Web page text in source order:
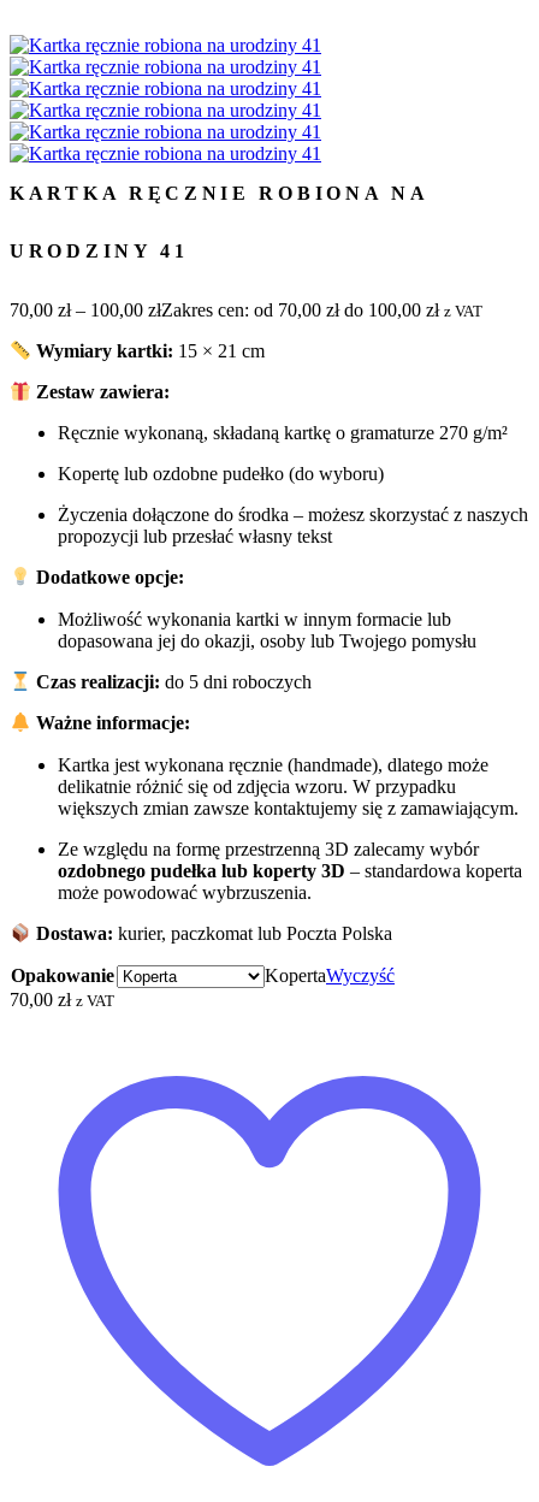
KARTKA RĘCZNIE ROBIONA NA
URODZINY 41
70,00 zł – 100,00 złZakres cen: od 70,00 zł do 100,00 zł z VAT
Wymiary kartki: 15 × 21 cm
Zestaw zawiera:
Ręcznie wykonaną, składaną kartkę o gramaturze 270 g/m²
Kopertę lub ozdobne pudełko (do wyboru)
Życzenia dołączone do środka – możesz skorzystać z naszych
propozycji lub przesłać własny tekst
Dodatkowe opcje:
Możliwość wykonania kartki w innym formacie lub
dopasowana jej do okazji, osoby lub Twojego pomysłu
Czas realizacji: do 5 dni roboczych
Ważne informacje:
Kartka jest wykonana ręcznie (handmade), dlatego może
delikatnie różnić się od zdjęcia wzoru. W przypadku
większych zmian zawsze kontaktujemy się z zamawiającym.
Ze względu na formę przestrzenną 3D zalecamy wybór
ozdobnego pudełka lub koperty 3D – standardowa koperta
może powodować wybrzuszenia.
Dostawa: kurier, paczkomat lub Poczta Polska
Opakowanie KopertaWyczyść
70,00 zł z VAT